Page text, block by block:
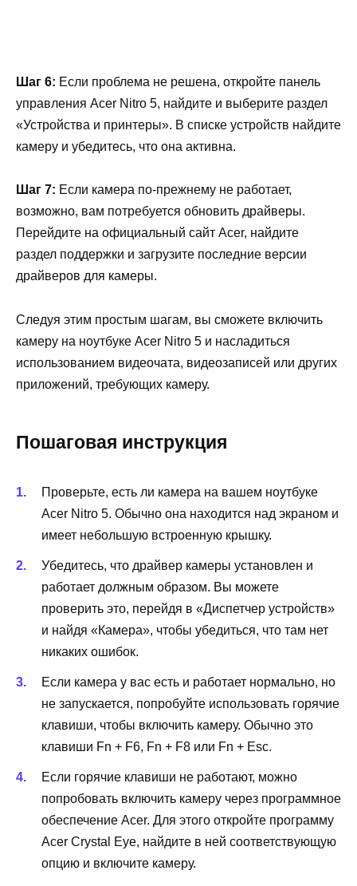
Шаг 6: Если проблема не решена, откройте панель
управления Acer Nitro 5, найдите и выберите раздел
«Устройства и принтеры». В списке устройств найдите
камеру и убедитесь, что она активна.
Шаг 7: Если камера по-прежнему не работает,
возможно, вам потребуется обновить драйверы.
Перейдите на официальный сайт Acer, найдите
раздел поддержки и загрузите последние версии
драйверов для камеры.
Следуя этим простым шагам, вы сможете включить
камеру на ноутбуке Acer Nitro 5 и насладиться
использованием видеочата, видеозаписей или других
приложений, требующих камеру.
Пошаговая инструкция
Проверьте, есть ли камера на вашем ноутбуке
Acer Nitro 5. Обычно она находится над экраном и
имеет небольшую встроенную крышку.
Убедитесь, что драйвер камеры установлен и
работает должным образом. Вы можете
проверить это, перейдя в «Диспетчер устройств»
и найдя «Камера», чтобы убедиться, что там нет
никаких ошибок.
Если камера у вас есть и работает нормально, но
не запускается, попробуйте использовать горячие
клавиши, чтобы включить камеру. Обычно это
клавиши Fn + F6, Fn + F8 или Fn + Esc.
Если горячие клавиши не работают, можно
попробовать включить камеру через программное
обеспечение Acer. Для этого откройте программу
Acer Crystal Eye, найдите в ней соответствующую
опцию и включите камеру.